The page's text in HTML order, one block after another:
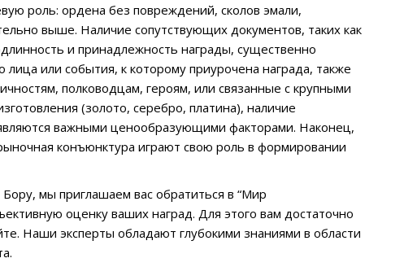
роль: ордена без повреждений, сколов эмали,
выше. Наличие сопутствующих документов, таких как
и принадлежность награды, существенно
или события, к которому приурочена награда, также
полководцам, героям, или связанные с крупными
(золото, серебро, платина), наличие
важными ценообразующими факторами. Наконец,
конъюнктура играют свою роль в формировании
мы приглашаем вас обратиться в “Мир
оценку ваших наград. Для этого вам достаточно
Наши эксперты обладают глубокими знаниями в области